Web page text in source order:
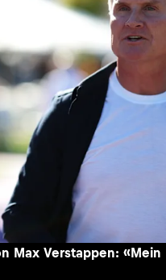
Max Verstappen: «Mein